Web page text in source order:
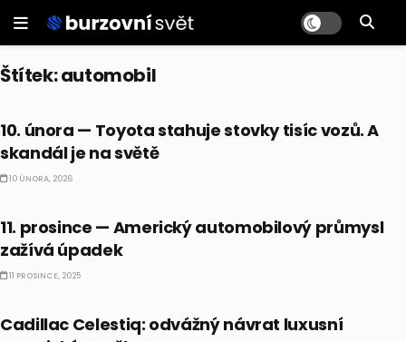
Štítek:automobil
10. února — Toyota stahuje stovky tisíc vozů. A
skandál je na světě
10 ÚNORA, 2026
11. prosince — Americký automobilový průmysl
zažívá úpadek
11 PROSINCE, 2025
Cadillac Celestiq: odvážný návrat luxusní